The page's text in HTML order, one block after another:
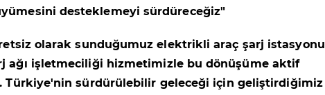
desteklemeyi sürdüreceğiz"
olarak sunduğumuz elektrikli araç şarj istasyonu
ağı işletmeciliği hizmetimizle bu dönüşüme aktif
Türkiye'nin sürdürülebilir geleceği için geliştirdiğimiz